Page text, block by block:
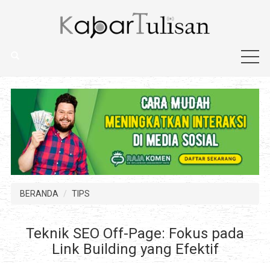
BERANDA TIPS
Teknik SEO Off-Page: Fokus pada
Link Building yang Efektif